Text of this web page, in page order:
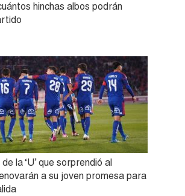
hinchas albos podrán
la ‘U’ que sorprendió al
a su joven promesa para